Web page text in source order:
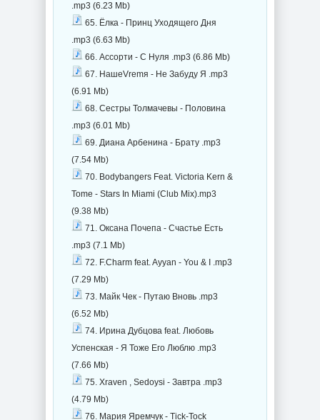
.mp3 (6.23 Mb)
65. Ёлка - Принц Уходящего Дня
.mp3 (6.63 Mb)
66. Ассорти - С Нуля .mp3 (6.86 Mb)
67. НашеVremя - Не Забуду Я .mp3
(6.91 Mb)
68. Сестры Толмачевы - Половина
.mp3 (6.01 Mb)
69. Диана Арбенина - Брату .mp3
(7.54 Mb)
70. Bodybangers Feat. Victoria Kern &
Tome - Stars In Miami (Club Mix).mp3
(9.38 Mb)
71. Оксана Почепа - Счастье Есть
.mp3 (7.1 Mb)
72. F.Charm feat. Ayyan - You & I .mp3
(7.29 Mb)
73. Майк Чек - Путаю Вновь .mp3
(6.52 Mb)
74. Ирина Дубцова feat. Любовь
Успенская - Я Тоже Его Люблю .mp3
(7.66 Mb)
75. Xraven , Sedoysi - Завтра .mp3
(4.79 Mb)
76. Мария Яремчук - Tick-Tock